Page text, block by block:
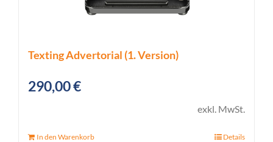
Texting Advertorial (1. Version)
290,00€
exkl. MwSt.
In den Warenkorb Details